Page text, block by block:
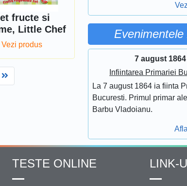
fructe si
Little Chef
Vezi produs
Evenimentele
7 august 1864
Infiintarea Primariei
La 7 august 1864 ia fiinta
Bucuresti. Primul primar
Barbu Vladoianu.
TESTE ONLINE LINK-